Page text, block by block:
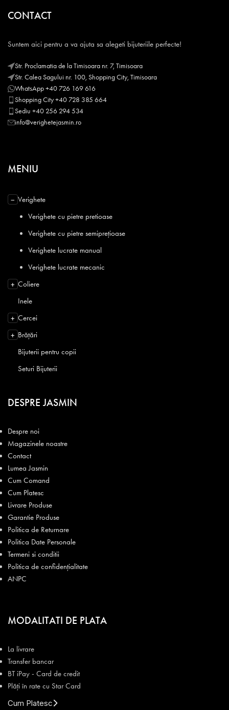
CONTACT
Suntem aici pentru a va ajuta sa alegeti bijuteriile perfecte!
Str. Proclamatia de la Timisoara nr. 7, Timisoara
Str. Calea Sagului nr. 100, Shopping City, Timisoara
WhatsApp +40 726 169 616
Shopping City +40 728 385 664
Sediu +40 256 294 534
info@verighetejasmin.ro
MENIU
− Verighete
Verighete cu pietre pretioase
Verighete cu pietre semiprețioase
Verighete lucrate manual
Verighete lucrate mecanic
+ Coliere
Inele
+ Cercei
+ Brățări
Bijuterii pentru copii
Seturi Bijuterii
DESPRE JASMIN
Despre noi
Magazinele noastre
Contact
Lumea Jasmin
Cum Comand
Cum Platesc
Livrare Produse
Garantie Produse
Politica de Returnare
Politica Date Personale
Termeni si conditii
Politica de confidențialitate
ANPC
MODALITATI DE PLATA
La livrare
Transfer bancar
BT iPay - Card de credit
Plăți în rate cu Star Card
Cum Platesc